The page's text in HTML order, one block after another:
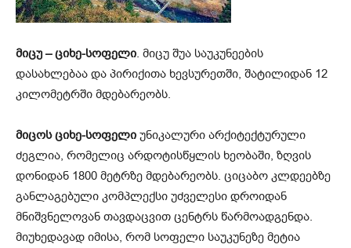
მიცუ – ციხე-სოფელი. მიცუ შუა საუკუნეების
დასახლებაა და პირიქითა ხევსურეთში, შატილიდან 12
კილომეტრში მდებარეობს.
მიცოს ციხე-სოფელი უნიკალური არქიტექტურული
ძეგლია, რომელიც არდოტისწყლის ხეობაში, ზღვის
დონიდან 1800 მეტრზე მდებარეობს. ციცაბო კლდეებზე
განლაგებული კომპლექსი უძველესი დროიდან
მნიშვნელოვან თავდაცვით ცენტრს წარმოადგენდა.
მიუხედავად იმისა, რომ სოფელი საუკუნეზე მეტია